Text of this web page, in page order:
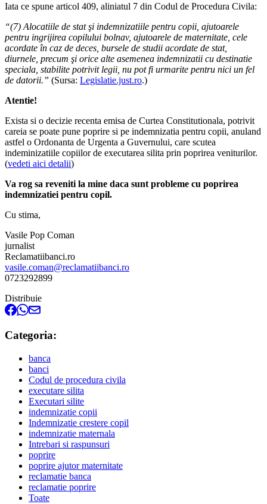
Iata ce spune articol 409, aliniatul 7 din Codul de Procedura Civila:
“(7) Alocatiile de stat şi indemnizatiile pentru copii, ajutoarele
pentru ingrijirea copilului bolnav, ajutoarele de maternitate, cele
acordate în caz de deces, bursele de studii acordate de stat,
diurnele, precum şi orice alte asemenea indemnizatii cu destinatie
speciala, stabilite potrivit legii, nu pot fi urmarite pentru nici un fel
de datorii.” (Sursa: Legislatie.just.ro.)
Atentie!
Exista si o decizie recenta emisa de Curtea Constitutionala, potrivit
careia se poate pune poprire si pe indemnizatia pentru copii, anuland
astfel o Ordonanta de Urgenta a Guvernului, care scutea
indeminizatiile copiilor de executarea silita prin poprirea veniturilor.
(vedeti aici detalii)
Va rog sa reveniti la mine daca sunt probleme cu poprirea
indemnizatiei pentru copil.
Cu stima,
Vasile Pop Coman
jurnalist
Reclamatiibanci.ro
vasile.coman@reclamatiibanci.ro
0723292899
Distribuie
Categoria:
banca
banci
Codul de procedura civila
executare silita
Executari silite
indemnizatie copii
Indemnizatie crestere copil
indemnizatie maternala
Intrebari si raspunsuri
poprire
poprire ajutor maternitate
reclamatie banca
reclamatie poprire
Toate